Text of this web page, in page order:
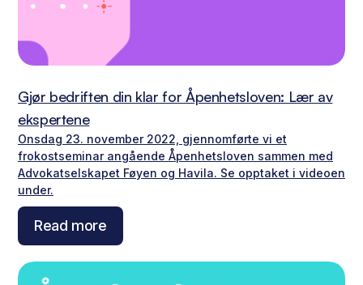
Gjør bedriften din klar for Åpenhetsloven: Lær av
ekspertene
Onsdag 23. november 2022, gjennomførte vi et
frokostseminar angående Åpenhetsloven sammen med
Advokatselskapet Føyen og Havila. Se opptaket i videoen
under.
Read more